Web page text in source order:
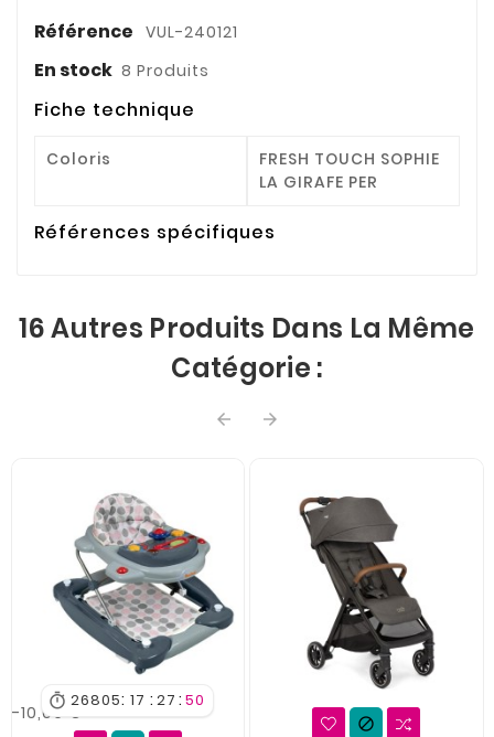
Référence VUL-240121
En stock 8 Produits
Fiche technique
Coloris
FRESH TOUCH SOPHIE
LA GIRAFE PER
Références spécifiques
16 Autres Produits Dans La Même
Catégorie :
 
-10,09 €
 26805: 17 : 27 : 50
